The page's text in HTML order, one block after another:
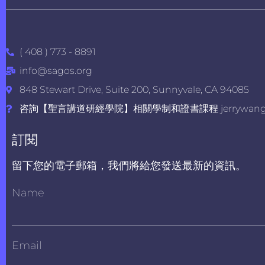
( 408 ) 773 - 8891
info@sagos.org
848 Stewart Drive, Suite 200, Sunnyvale, CA 94085
咨詢【聖言講道研經學院】相關學制和證書課程
訂閱
留下您的電子郵箱，我們將給您發送最新的資訊。
Name
Email